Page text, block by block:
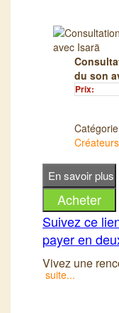
du son
Prix:
Créateurs
Suivez ce
payer en
Vivez une
personnalisé
suite...